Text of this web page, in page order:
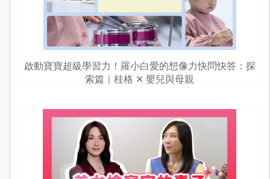
啟動寶寶超級學習力！羅小白愛的想像力快問快答：探
索篇｜桂格 ✕ 嬰兒與母親